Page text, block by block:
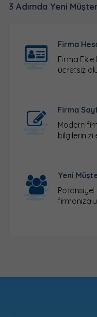
3 Adımda Yeni
Firma
Firma Ekle
ücretsiz
Firma
Modern
bilgilerinizi
Yeni
Potansiyel
firmanıza